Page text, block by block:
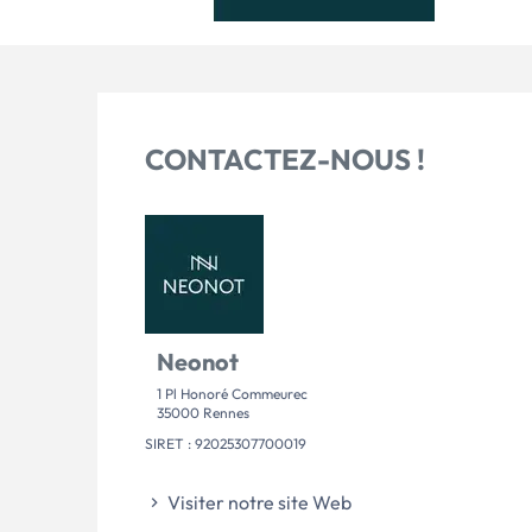
CONTACTEZ-NOUS !
Neonot
1 Pl Honoré Commeurec
35000 Rennes
SIRET : 92025307700019
Visiter notre site Web